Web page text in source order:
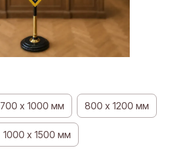
700 х 1000 мм 800 х 1200 мм
1000 х 1500 мм